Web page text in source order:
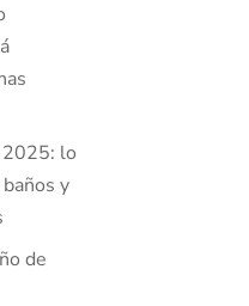
2025: lo
y
de